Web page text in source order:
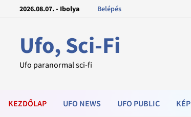
2026.08.07. - Ibolya Belépés
Ufo, Sci-Fi
Ufo paranormal sci-fi
KEZDŐLAP UFO NEWS UFO PUBLIC